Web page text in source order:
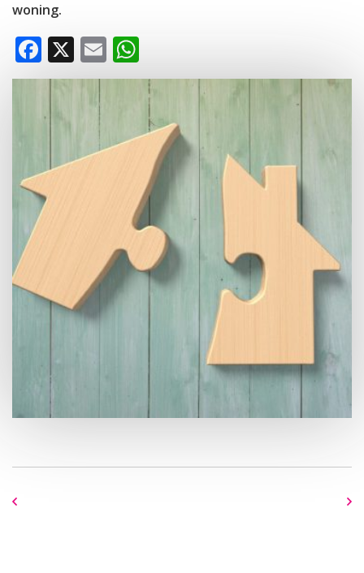
woning.
Facebook
X Email